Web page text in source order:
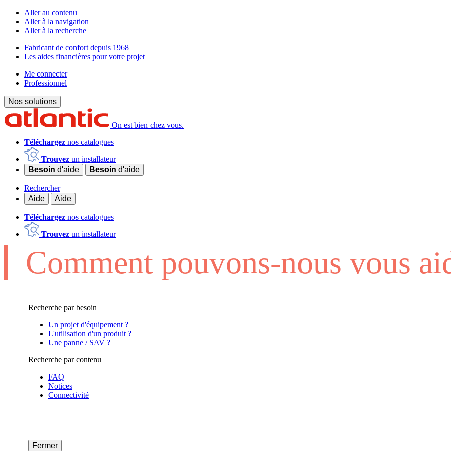
Aller au contenu
Aller à la navigation
Aller à la recherche
Fabricant de confort depuis 1968
Les aides financières pour votre projet
Me connecter
Professionnel
Nos solutions
On est bien chez vous.
Téléchargez nos catalogues
Trouvez un installateur
Besoin d'aide Besoin d'aide
Rechercher
Aide
Aide
Téléchargez nos catalogues
Trouvez un installateur
Comment pouvons-nous vous
Recherche par besoin
Un projet d'équipement ?
L'utilisation d'un produit ?
Une panne / SAV ?
Recherche par contenu
FAQ
Notices
Connectivité
Fermer